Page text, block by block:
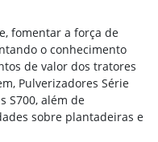
fomentar a força de
o conhecimento
de valor dos tratores
Pulverizadores Série
S700, além de
sobre plantadeiras e